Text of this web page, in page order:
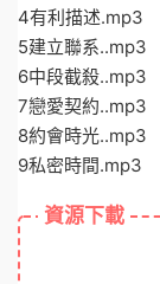
4有利描述.mp3
5建立聯系..mp3
6中段截殺..mp3
7戀愛契約..mp3
8約會時光..mp3
9私密時間.mp3
資源下載